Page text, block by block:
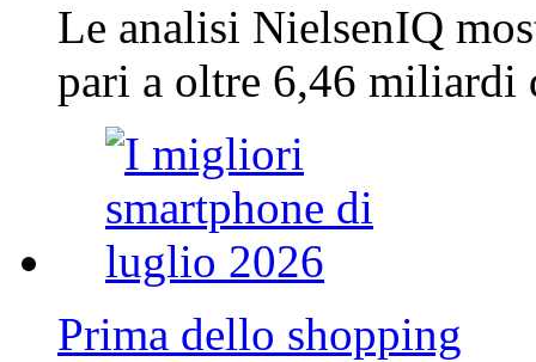
Le analisi NielsenIQ
pari a oltre 6,46
Prima dello shopping